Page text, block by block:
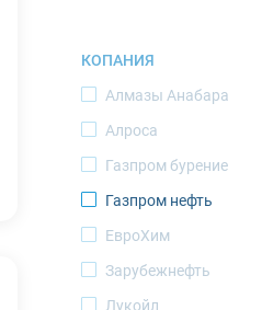
Певек
Салехард
Саскылах
Северодвинск
Североморск
Среднеколымск
Тикси
КОПАНИЯ
Алмазы Анабара
Алроса
Газпром бурение
Газпром нефть
ЕвроХим
Зарубежнефть
Лукойл